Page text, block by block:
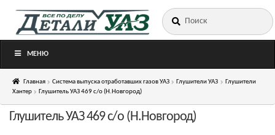
Перейти
Перейти
Искать:
МЕНЮ
Главная Система выпуска отработавших газов УАЗ Глушители УАЗ
Глушители
Хантер
Глушитель УАЗ 469 с/о (Н.Новгород)
Глушитель УАЗ 469 с/о (Н.Новгород)